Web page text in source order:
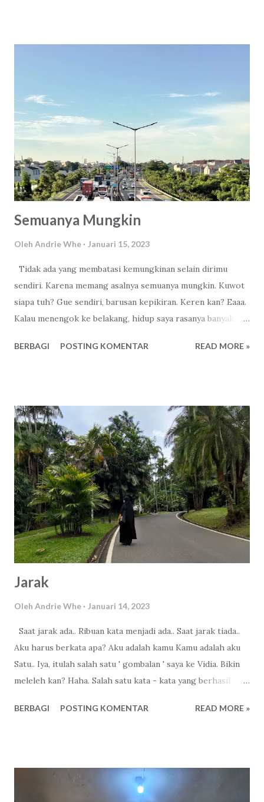
Semuanya Mungkin
Oleh Andrie Whe Januari 15, 2023
Tidak ada yang membatasi kemungkinan selain dirimu
sendiri. Karena memang asalnya semuanya mungkin. Kuwot
siapa tuh? Gue sendiri, barusan kepikiran. Keren kan? Eaaa.
Kalau menengok ke belakang, hidup saya rasanya banyak
cuma esdua . Merantau ke Ibukota . Sekarang bisa bla - bla -
sampai sekarang pun saya masih berusaha tidak membatasi
kemungkinan - kemungkinan yang akan terjadi di depan.
Jadi, semuanya mungkin. Trust me.
BERBAGI POSTING KOMENTAR READ MORE »
Jarak
Oleh Andrie Whe Januari 14, 2023
Saat jarak ada.. Ribuan kata menjadi ada.. Saat jarak tiada..
Aku harus berkata apa? Aku adalah kamu Kamu adalah aku
Satu.. Iya, itulah salah satu ' gombalan ' saya ke Vidia. Bikin
meleleh kan? Haha. Salah satu kata - kata yang berhasil
beneran lho, dulu waktu kami berjarak, berjauhan. Belum
memandang wajahnya saja sudah menjadi kebahagiaan.
Bukan sok romantis, karena memang ketika jarak menipis.
BERBAGI POSTING KOMENTAR READ MORE »